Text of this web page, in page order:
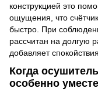
конструкцией это
ощущения, что
быстро. При
рассчитан на долгую
добавляет
Когда
особенно